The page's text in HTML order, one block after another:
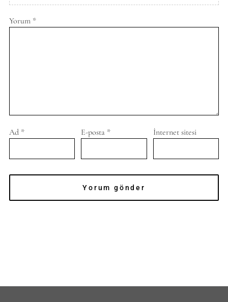
Yorum *
Ad * E-posta * İnternet sitesi